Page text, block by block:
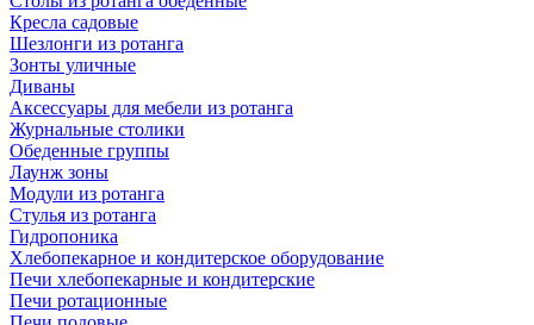
Кресла садовые
Шезлонги из ротанга
Зонты уличные
Диваны
Аксессуары для мебели из ротанга
Журнальные столики
Обеденные группы
Лаунж зоны
Модули из ротанга
Стулья из ротанга
Гидропоника
Хлебопекарное и кондитерское оборудование
Печи хлебопекарные и кондитерские
Печи ротационные